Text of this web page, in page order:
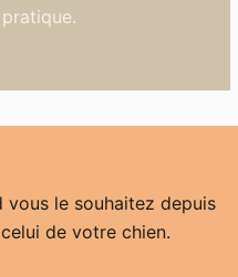
le souhaitez depuis
de votre chien.